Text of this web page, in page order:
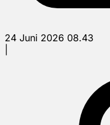
24 Juni 2026 08.43